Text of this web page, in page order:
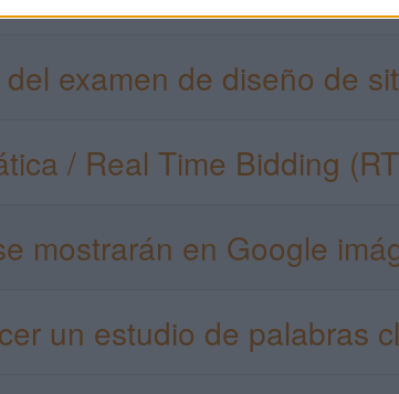
examen de diseño de
/ Real Time Bidding
mostrarán en Google
un estudio de palabras